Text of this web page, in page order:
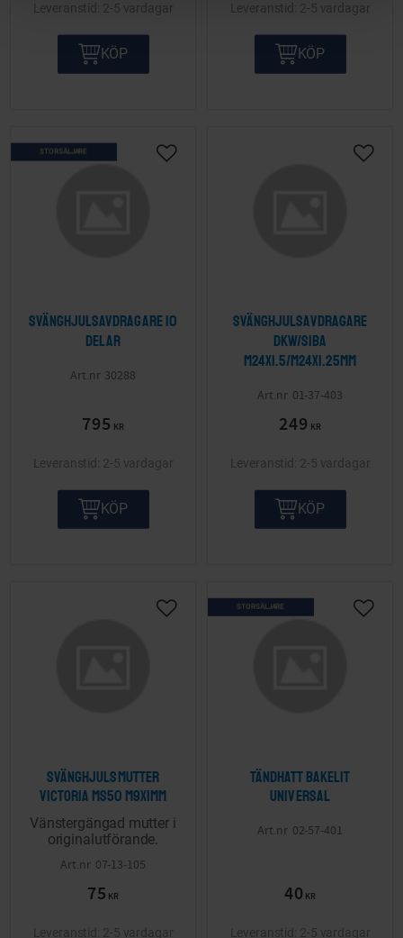
2-5 vardagar
KÖP
2-5 vardagar
KÖP
Svänghjulsavdragare 10
delar
30288
795 KR
STORSÄLJARE
Lägg till i önskelista
2-5 vardagar
KÖP
Svänghjulsavdragare
DKW/SIBA
M24x1.5/M24x1.25mm
01-37-403
249 KR
Lägg
2-5 vardagar
KÖP
Svänghjulsmutter
Victoria MS50 M9x1mm
Vänstergängad mutter i
originalutförande.
07-13-105
75 KR
Lägg till i önskelista
2-5 vardagar
Tändhatt Bakelit
Universal
02-57-401
40 KR
STORSÄLJARE
Lägg
2-5 vardagar